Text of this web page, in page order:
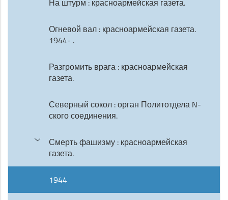
На штурм : красноармейская газета.
Огневой вал : красноармейская газета.
1944- .
Разгромить врага : красноармейская
газета.
Северный сокол : орган Политотдела N-
ского соединения.
Смерть фашизму : красноармейская
газета.
1944